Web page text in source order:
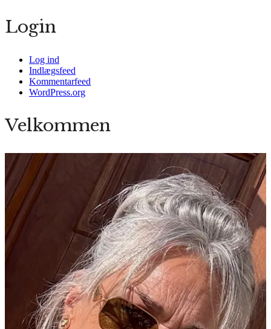
Login
Log ind
Indlægsfeed
Kommentarfeed
WordPress.org
Velkommen